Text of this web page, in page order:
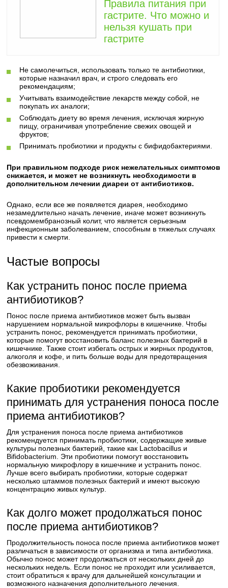
Правила питания при
гастрите. Что можно и
нельзя кушать при
гастрите
Не самолечиться, использовать только те антибиотики,
которые назначил врач, и строго следовать его
рекомендациям;
Учитывать взаимодействие лекарств между собой, не
покупать их аналоги;
Соблюдать диету во время лечения, исключая жирную
пищу, ограничивая употребление свежих овощей и
фруктов;
Принимать пробиотики и продукты с бифидобактериями.
При правильном подходе риск нежелательных симптомов
снижается, и может не возникнуть необходимости в
дополнительном лечении диареи от антибиотиков.
Однако, если все же появляется диарея, необходимо
незамедлительно начать лечение, иначе может возникнуть
псевдомембранозный колит, что является серьезным
инфекционным заболеванием, способным в тяжелых случаях
привести к смерти.
Частые вопросы
Как устранить понос после приема
антибиотиков?
Понос после приема антибиотиков может быть вызван
нарушением нормальной микрофлоры в кишечнике. Чтобы
устранить понос, рекомендуется принимать пробиотики,
которые помогут восстановить баланс полезных бактерий в
кишечнике. Также стоит избегать острых и жирных продуктов,
алкоголя и кофе, и пить больше воды для предотвращения
обезвоживания.
Какие пробиотики рекомендуется
принимать для устранения поноса после
приема антибиотиков?
Для устранения поноса после приема антибиотиков
рекомендуется принимать пробиотики, содержащие живые
культуры полезных бактерий, такие как Lactobacillus и
Bifidobacterium. Эти пробиотики помогут восстановить
нормальную микрофлору в кишечнике и устранить понос.
Лучше всего выбирать пробиотики, которые содержат
несколько штаммов полезных бактерий и имеют высокую
концентрацию живых культур.
Как долго может продолжаться понос
после приема антибиотиков?
Продолжительность поноса после приема антибиотиков может
различаться в зависимости от организма и типа антибиотика.
Обычно понос может продолжаться от нескольких дней до
нескольких недель. Если понос не проходит или усиливается,
стоит обратиться к врачу для дальнейшей консультации и
возможного назначения дополнительного лечения.